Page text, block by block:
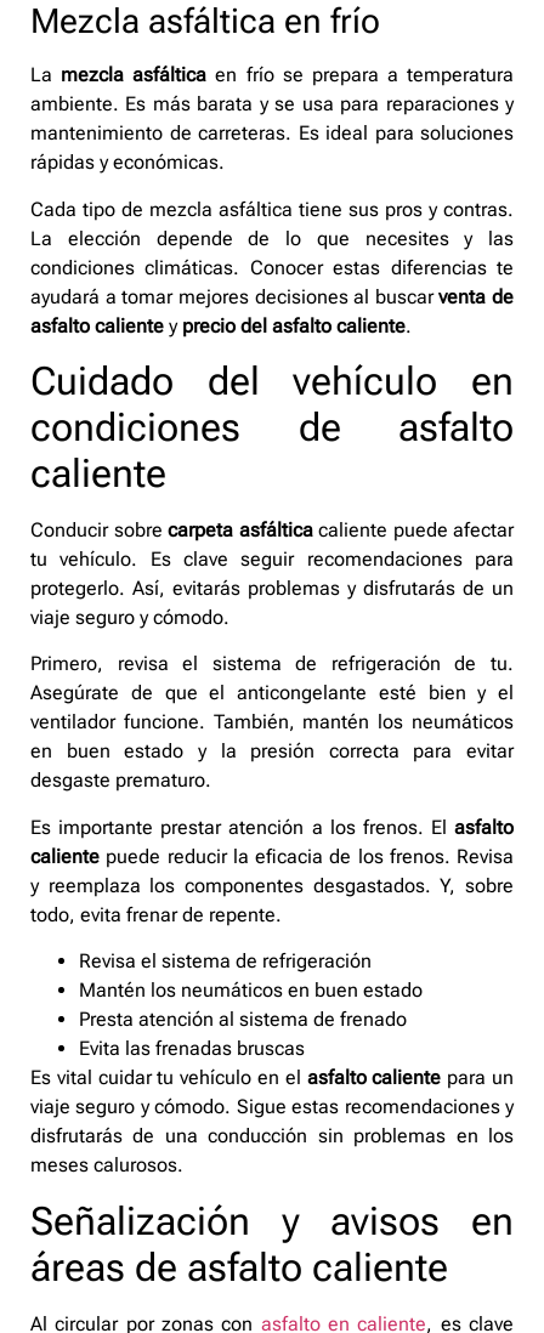
Mezcla asfáltica en frío
La mezcla asfáltica en frío se prepara a temperatura
ambiente. Es más barata y se usa para reparaciones y
mantenimiento de carreteras. Es ideal para soluciones
rápidas y económicas.
Cada tipo de mezcla asfáltica tiene sus pros y contras.
La elección depende de lo que necesites y las
condiciones climáticas. Conocer estas diferencias te
ayudará a tomar mejores decisiones al buscarventa de
asfalto caliente y precio del asfalto caliente.
Cuidado del vehículo en
condiciones de asfalto
caliente
Conducir sobre carpeta asfálticacaliente puede afectar
tu vehículo. Es clave seguir recomendaciones para
protegerlo. Así, evitarás problemas y disfrutarás de un
viaje seguro y cómodo.
Primero, revisa el sistema de refrigeración de tu.
Asegúrate de que el anticongelante esté bien y el
ventilador funcione. También, mantén los neumáticos
en buen estado y la presión correcta para evitar
desgaste prematuro.
Es importante prestar atención a los frenos. El asfalto
caliente puede reducir la eficacia de los frenos. Revisa
y reemplaza los componentes desgastados. Y, sobre
todo, evita frenar de repente.
Revisa el sistema de refrigeración
Mantén los neumáticos en buen estado
Presta atención al sistema de frenado
Evita las frenadas bruscas
Es vital cuidar tu vehículo en el asfalto caliente para un
viaje seguro y cómodo. Sigue estas recomendaciones y
disfrutarás de una conducción sin problemas en los
meses calurosos.
Señalización y avisos en
áreas de asfalto caliente
Al circular por zonas con asfalto en caliente, es clave